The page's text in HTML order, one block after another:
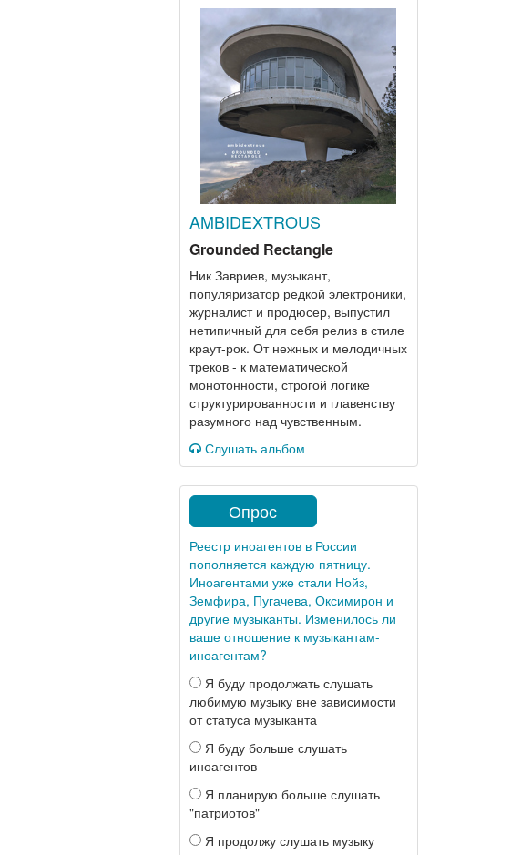
AMBIDEXTROUS
Grounded Rectangle
Ник Завриев, музыкант,
популяризатор редкой электроники,
журналист и продюсер, выпустил
нетипичный для себя релиз в стиле
краут-рок. От нежных и мелодичных
треков - к математической
монотонности, строгой логике
структурированности и главенству
разумного над чувственным.
Слушать альбом
Опрос
Реестр иноагентов в России
пополняется каждую пятницу.
Иноагентами уже стали Нойз,
Земфира, Пугачева, Оксимирон и
другие музыканты. Изменилось ли
ваше отношение к музыкантам-
иноагентам?
Я буду продолжать слушать
любимую музыку вне зависимости
от статуса музыканта
Я буду больше слушать
иноагентов
Я планирую больше слушать
"патриотов"
Я продолжу слушать музыку